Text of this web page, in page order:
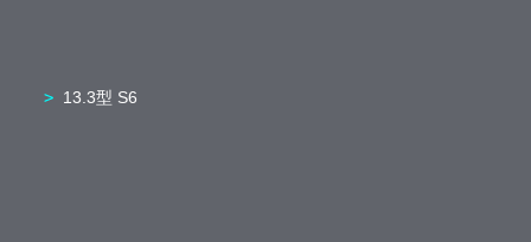
13.3型 S6